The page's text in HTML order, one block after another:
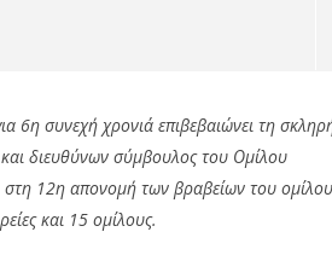
6η συνεχή χρονιά επιβεβαιώνει τη
διευθύνων σύμβουλος του Ομίλου
στη 12η απονομή των βραβείων του ομίλου
και 15 ομίλους.